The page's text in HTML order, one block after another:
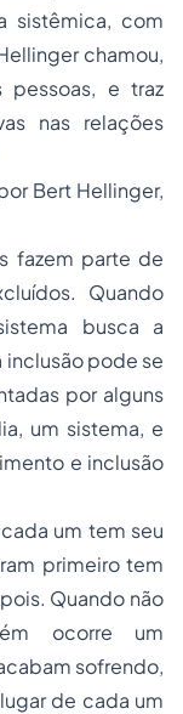
sistêmica, com
chamou,
e traz
nas relações
Bert Hellinger,
fazem parte de
Quando
busca a
inclusão pode se
por alguns
um sistema, e
e inclusão
um tem seu
primeiro tem
Quando não
ocorre um
sofrendo,
de cada um